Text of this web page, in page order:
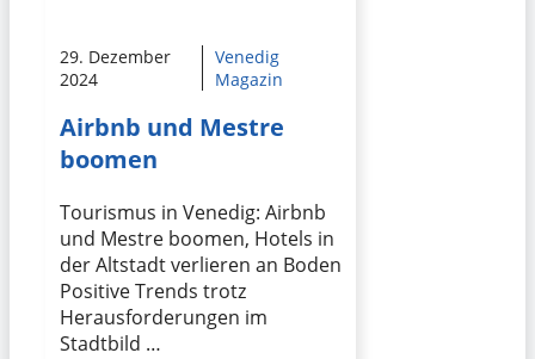
29. Dezember
2024
Venedig
Magazin
Airbnb und Mestre
boomen
Tourismus in Venedig: Airbnb
und Mestre boomen, Hotels in
der Altstadt verlieren an Boden
Positive Trends trotz
Herausforderungen im
Stadtbild …